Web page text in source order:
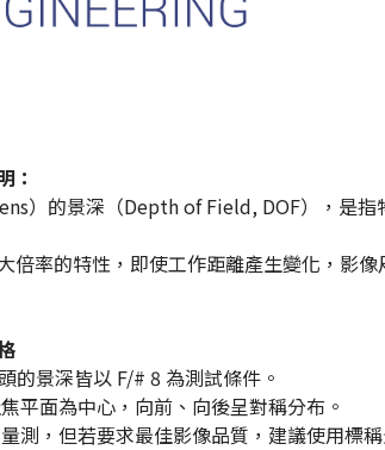
：
）的景深（Depth of Field, DOF），是指
倍率的特性，即使工作距離產生變化，影
的景深皆以 F/# 8 為測試條件。
平面為中心，向前、向後呈對稱分布。
測，但若要求最佳影像品質，建議使用標